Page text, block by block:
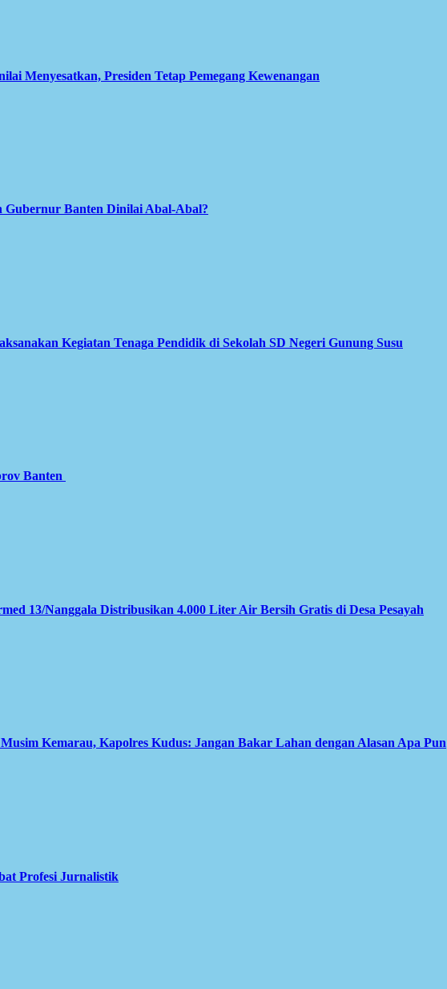
Menyesatkan, Presiden Tetap Pemegang Kewenangan
Gubernur Banten Dinilai Abal-Abal?
Kegiatan Tenaga Pendidik di Sekolah SD Negeri Gunung Susu
Banten
13/Nanggala Distribusikan 4.000 Liter Air Bersih Gratis di Desa Pesayah
Kemarau, Kapolres Kudus: Jangan Bakar Lahan dengan Alasan Apa Pun
Profesi Jurnalistik